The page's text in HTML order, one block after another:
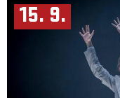
15. 9.